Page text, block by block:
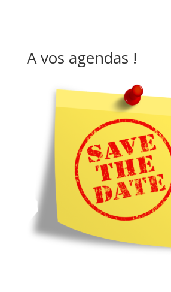
A vos agendas !